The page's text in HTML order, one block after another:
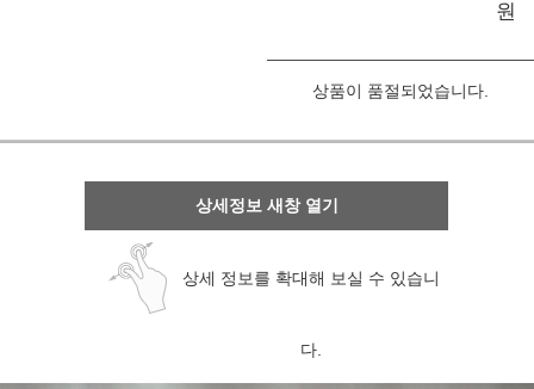
원
상품이 품절되었습니다.
상세정보 새창 열기
상세 정보를 확대해 보실 수 있습니
다.